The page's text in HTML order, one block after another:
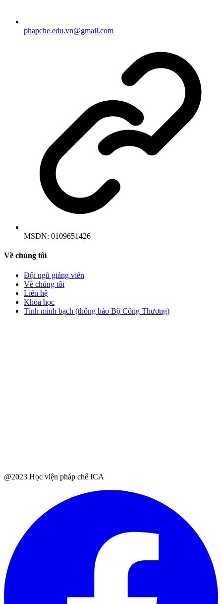
phapche.edu.vn@gmail.com
MSDN: 0109651426
Về chúng tôi
Đội ngũ giảng viên
Về chúng tôi
Liên hệ
Khóa học
Tính minh bạch (thông báo Bộ Công Thương)
@2023 Học viện pháp chế ICA